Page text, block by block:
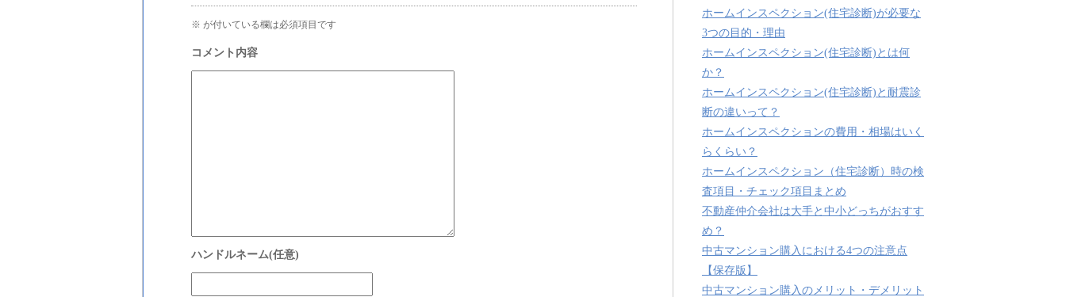
※ が付いている欄は必須項目です
ホームインスペクション(住宅診断)が必要な
3つの目的・理由
ホームインスペクション(住宅診断)とは何
か？
ホームインスペクション(住宅診断)と耐震診
断の違いって？
ホームインスペクションの費用・相場はいく
らくらい？
ホームインスペクション（住宅診断）時の検
査項目・チェック項目まとめ
不動産仲介会社は大手と中小どっちがおすす
め？
中古マンション購入における4つの注意点
【保存版】
中古マンション購入のメリット・デメリット